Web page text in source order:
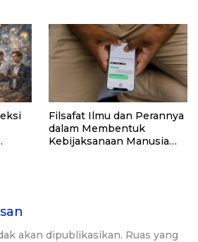
Filsafat Ilmu dan Perannya
dalam Membentuk
Kebijaksanaan Manusia
akan dipublikasikan. Ruas yang